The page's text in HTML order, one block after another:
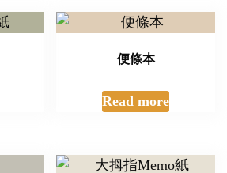
便條本
Read more